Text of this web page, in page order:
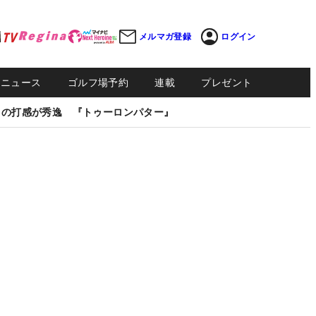
メルマガ登録 ログイン
ュース ゴルフ場予約 連載 プレゼント
打感が秀逸 『トゥーロンパター』